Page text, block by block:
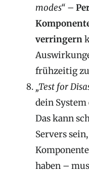
modes“ –
verringern
frühzeitig
„Test for
dein
Das kann
Servers
haben –